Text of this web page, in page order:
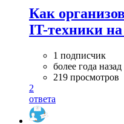
Как
IT-техники на
1 подписчик
более года назад
219 просмотров
2
ответа